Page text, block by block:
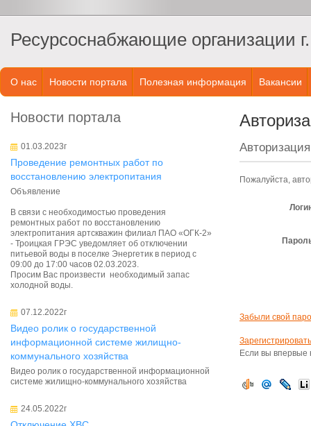
Ресурсоснабжающие организации
О нас Новости портала Полезная информация Вакансии
Новости портала
01.03.2023г
Проведение ремонтных работ по
восстановлению электропитания
Объявление
В связи с необходимостью проведения
ремонтных работ по восстановлению
электропитания артскважин филиал ПАО «ОГК-2»
- Троицкая ГРЭС уведомляет об отключении
питьевой воды в поселке Энергетик в период с
09:00 до 17:00 часов 02.03.2023.
Просим Вас произвести необходимый запас
холодной воды.
07.12.2022г
Видео ролик о государственной
информационной системе жилищно-
коммунального хозяйства
Видео ролик о государственной информационной
системе жилищно-коммунального хозяйства
24.05.2022г
Авторизация
Пожалуйста,
Забыли свой
Если вы впервые